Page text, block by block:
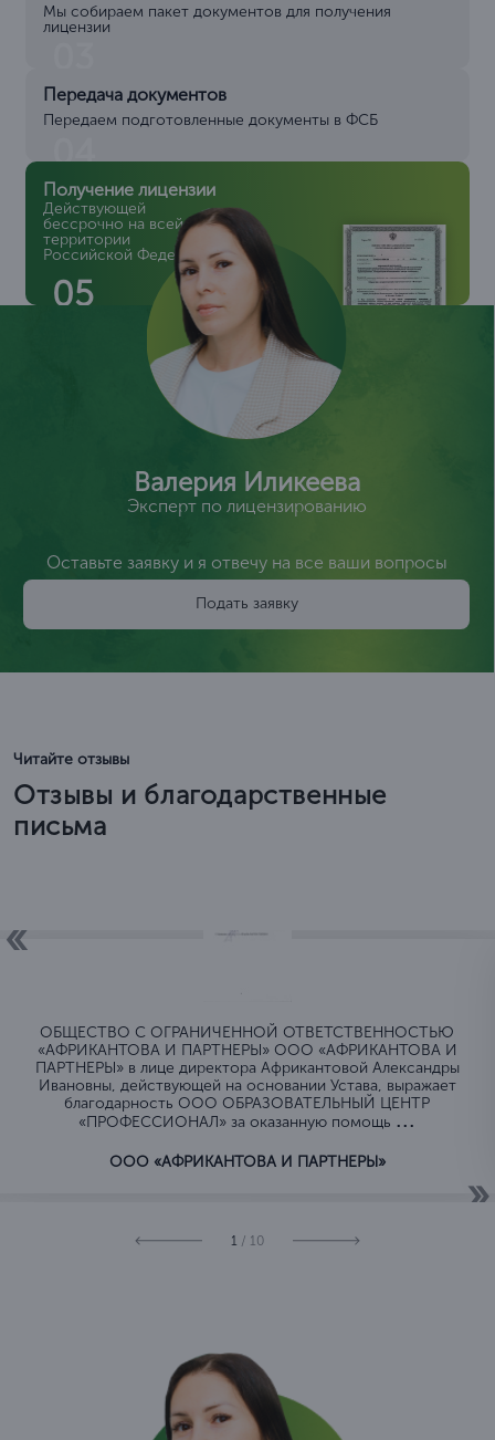
Мы собираем пакет документов для получения
лицензии
Передача документов
Передаем подготовленные документы в ФСБ
04
Получение лицензии
Действующей
бессрочно на всей
территории
Российской Федерации
05
Валерия Иликеева
Эксперт по лицензированию
Оставьте заявку и я отвечу на все ваши вопросы
Подать заявку
Читайте отзывы
Отзывы и благодарственные
письма
ОБЩЕСТВО C ОГРАНИЧЕННОЙ ОТВЕТСТВЕННОСТЬЮ
«АФРИКАНТОВА И ПАРТНЕРЫ» ООО «АФРИКАНТОВА И
ПАРТНЕРЫ» в лице директора Африкантовой Александры
Ивановны, действующей на основании Устава, выражает
благодарность ООО ОБРАЗОВАТЕЛЬНЫЙ ЦЕНТР
«ПРОФЕССИОНАЛ» за оказанную помощь ...
ООО «АФРИКАНТОВА И ПАРТНЕРЫ»
1 / 10